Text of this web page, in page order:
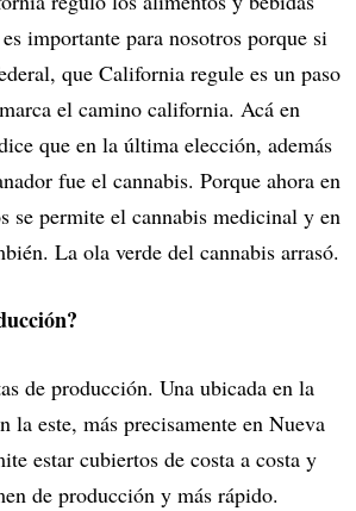
importante para nosotros porque si
que California regule es un paso
el camino california. Acá en
que en la última elección, además
fue el cannabis. Porque ahora en
se permite el cannabis medicinal y en
La ola verde del cannabis arrasó.
de producción. Una ubicada en la
la este, más precisamente en Nueva
estar cubiertos de costa a costa y
de producción y más rápido.